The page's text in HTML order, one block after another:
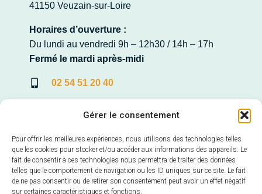
Gérer le consentement
Pour offrir les meilleures expériences, nous utilisons des technologies telles
que les cookies pour stocker et/ou accéder aux informations des appareils. Le
fait de consentir à ces technologies nous permettra de traiter des données
telles que le comportement de navigation ou les ID uniques sur ce site. Le fait
de ne pas consentir ou de retirer son consentement peut avoir un effet négatif
sur certaines caractéristiques et fonctions.
41150 Veuzain-sur-Loire
Horaires d’ouverture :
Du lundi au vendredi 9h – 12h30 / 14h – 17h
Fermé le mardi après-midi
02 54 51 20 40
Mairie annexe de Veuves
22, Avenue de la Loire – Veuves
41150 Veuzain-sur-Loire